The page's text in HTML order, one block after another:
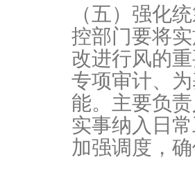
（五）强化
控部门要将
改进行风的
专项审计、
能。主要负
实事纳入日
加强调度，